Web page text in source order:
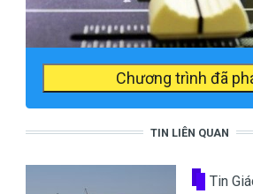
Chương trình đã
TIN LIÊN QUAN
Tin